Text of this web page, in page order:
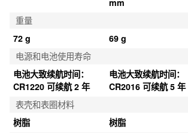
重量
72 g
69 g
电源和电池使用寿命
电池大致续航时间：
CR1220 可续航 2 年
电池大致续航时间：
CR2016 可续航 5 年
表壳和表圈材料
树脂
树脂